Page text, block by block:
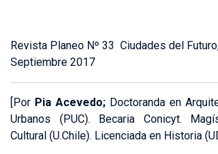
Revista Planeo Nº 33 Ciudades del
Septiembre 2017
[Por Pia Acevedo; Doctoranda en
Urbanos (PUC). Becaria Conicyt.
Cultural (U.Chile). Licenciada en Historia